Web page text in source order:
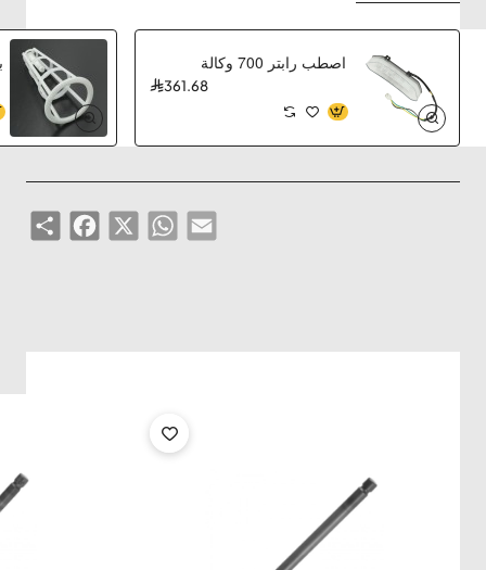
اصطب رابتر 700 وكالة
361.68
Share
Facebook X
WhatsApp Email